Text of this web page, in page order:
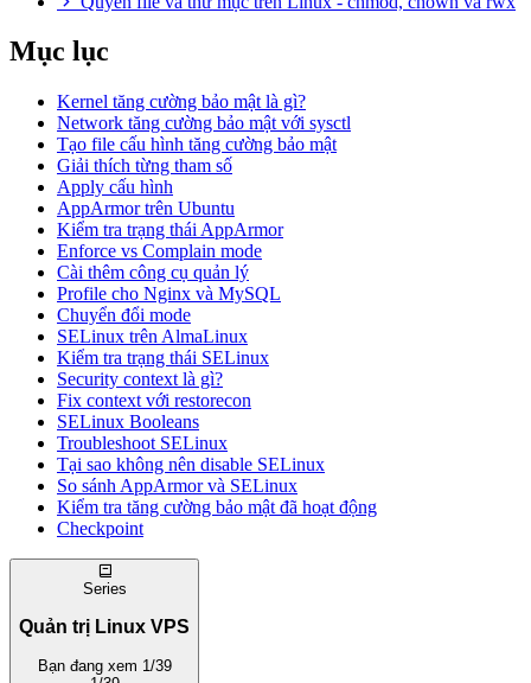
Mục lục
Kernel tăng cường bảo mật là gì?
Network tăng cường bảo mật với sysctl
Tạo file cấu hình tăng cường bảo mật
Giải thích từng tham số
Apply cấu hình
AppArmor trên Ubuntu
Kiểm tra trạng thái AppArmor
Enforce vs Complain mode
Cài thêm công cụ quản lý
Profile cho Nginx và MySQL
Chuyển đổi mode
SELinux trên AlmaLinux
Kiểm tra trạng thái SELinux
Security context là gì?
Fix context với restorecon
SELinux Booleans
Troubleshoot SELinux
Tại sao không nên disable SELinux
So sánh AppArmor và SELinux
Kiểm tra tăng cường bảo mật đã hoạt động
Checkpoint
Series
Quản trị Linux VPS
Bạn đang xem 1/39